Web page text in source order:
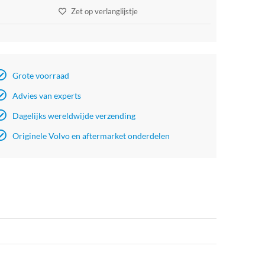
Zet op verlanglijstje
Grote voorraad
Advies van experts
Dagelijks wereldwijde verzending
Originele Volvo en aftermarket onderdelen